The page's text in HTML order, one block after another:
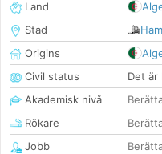
Land
Stad
Origins
Civil status
Det är
Akademisk nivå
Rökare
Jobb